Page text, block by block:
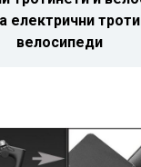
електрични
велосипеди